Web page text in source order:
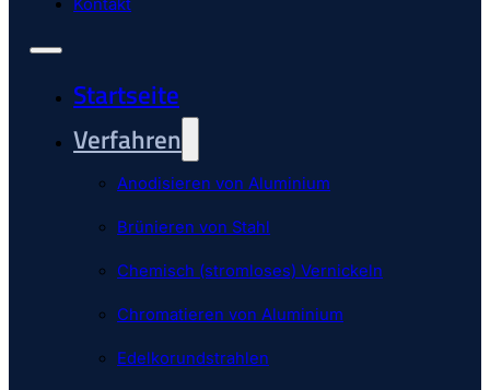
Kontakt
Startseite
Verfahren
Anodisieren von Aluminium
Brünieren von Stahl
Chemisch (stromloses) Vernickeln
Chromatieren von Aluminium
Edelkorundstrahlen